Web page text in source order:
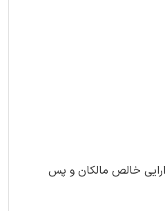
دارایی خالص مالکان و پس